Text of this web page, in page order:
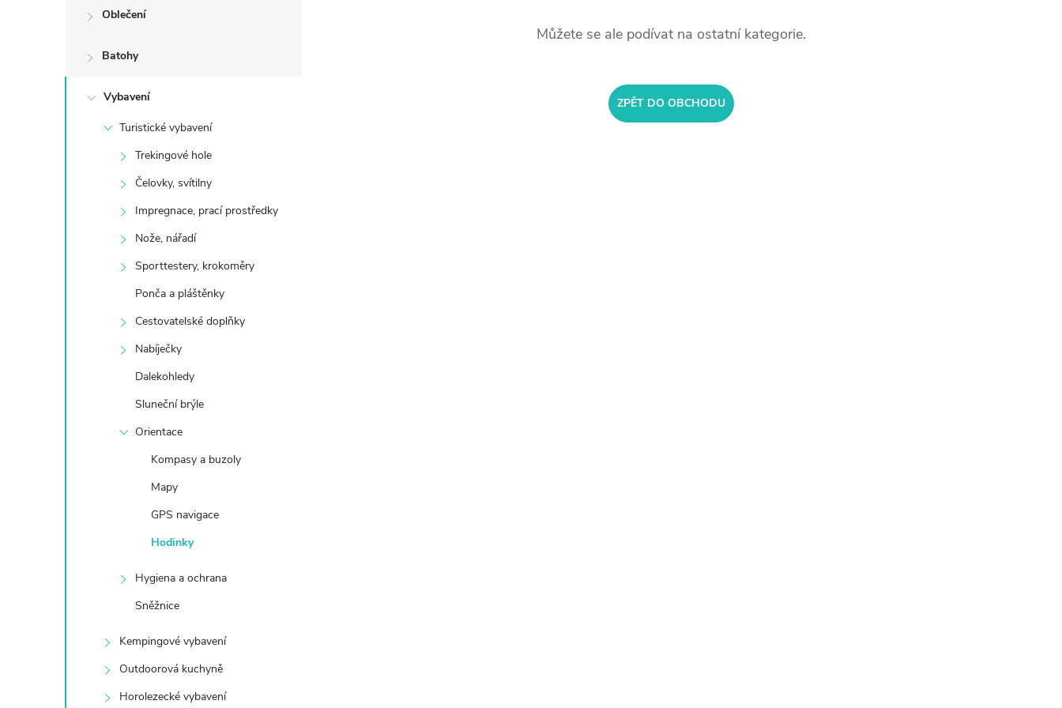
r
Oblečení
Batohy
Vybavení
Turistické vybavení
Trekingové hole
Čelovky, svítilny
Impregnace, prací prostředky
Nože, nářadí
Sporttestery, krokoměry
Ponča a pláštěnky
Cestovatelské doplňky
Nabíječky
Dalekohledy
Sluneční brýle
Orientace
Kompasy a buzoly
Mapy
GPS navigace
Hodinky
Hygiena a ochrana
Sněžnice
Kempingové vybavení
Outdoorová kuchyně
Horolezecké vybavení
Můžete se ale podívat na ostatní kategorie.
ZPĚT DO OBCHODU